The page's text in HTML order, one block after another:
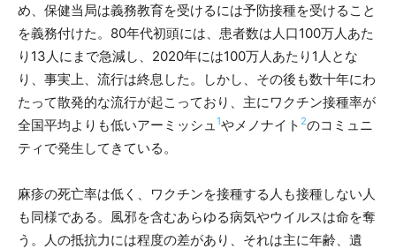
め、保健当局は義務教育を受けるには予防接種を受けること
を義務付けた。80年代初頭には、患者数は人口100万人あた
り13人にまで急減し、2020年には100万人あたり1人とな
り、事実上、流行は終息した。しかし、その後も数十年にわ
たって散発的な流行が起こっており、主にワクチン接種率が
全国平均よりも低いアーミッシュ 1やメノナイト 2のコミュニ
ティで発生してきている。
麻疹の死亡率は低く、ワクチンを接種する人も接種しない人
も同様である。風邪を含むあらゆる病気やウイルスは命を奪
う。人の抵抗力には程度の差があり、それは主に年齢、遺